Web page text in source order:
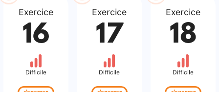
Exercice
16
Difficile
Exercice
17
Difficile
Exercice
18
Difficile